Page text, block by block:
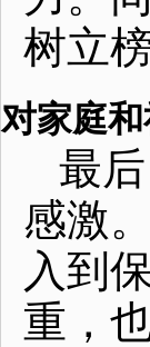
树立
对家庭
最
感激
入到
重，